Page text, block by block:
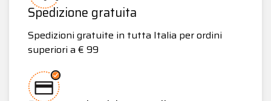
Spedizione gratuita
Spedizioni gratuite in tutta Italia per ordini
superiori a € 99